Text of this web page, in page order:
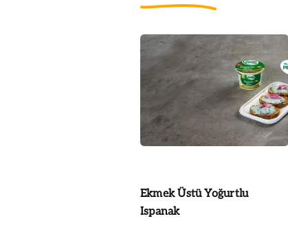
Ekmek Üstü Yoğurtlu
Ispanak